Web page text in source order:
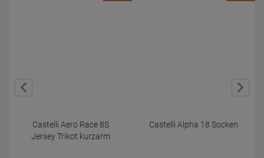
Castelli Aero Race 8S
Jersey Trikot kurzarm
Castelli Alpha 18 Socken